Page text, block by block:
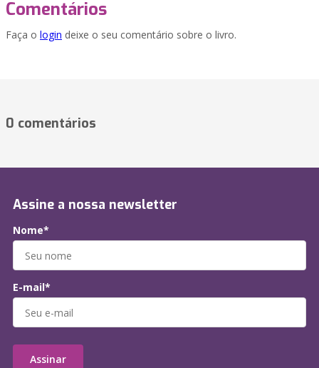
Comentários
Faça o login deixe o seu comentário sobre o livro.
0 comentários
Assine a nossa newsletter
Nome*
E-mail*
Assinar